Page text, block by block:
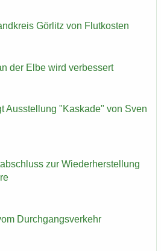
Gör­litz von Flut­kos­ten
der Elbe wird ver­bes­sert
Aus­stel­lung "Kas­ka­de" von Sven
zur Wie­der­her­stel­lung
Durch­gangs­ver­kehr